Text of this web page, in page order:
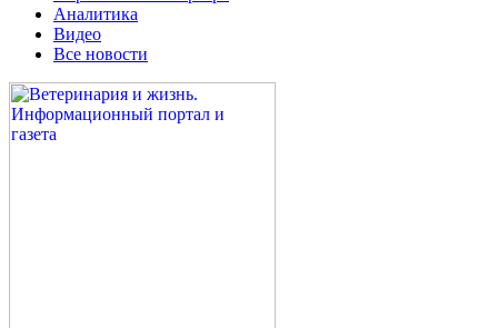
Аналитика
Видео
Все новости